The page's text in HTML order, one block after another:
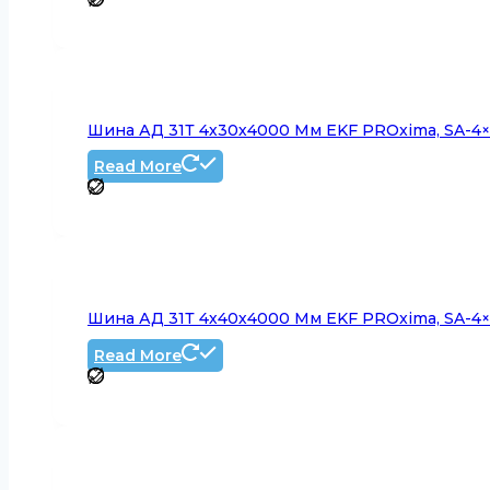
Шина АД 31Т 4х30х4000 Мм EKF PROxima, SA-
Read More
Шина АД 31Т 4х40х4000 Мм EKF PROxima, SA-
Read More